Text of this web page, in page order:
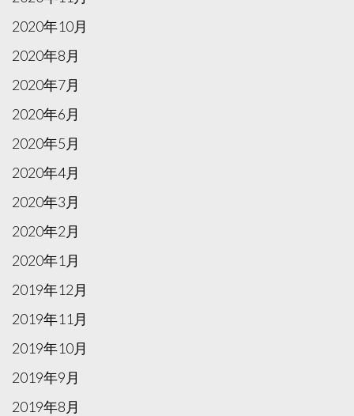
2020年10月
2020年8月
2020年7月
2020年6月
2020年5月
2020年4月
2020年3月
2020年2月
2020年1月
2019年12月
2019年11月
2019年10月
2019年9月
2019年8月